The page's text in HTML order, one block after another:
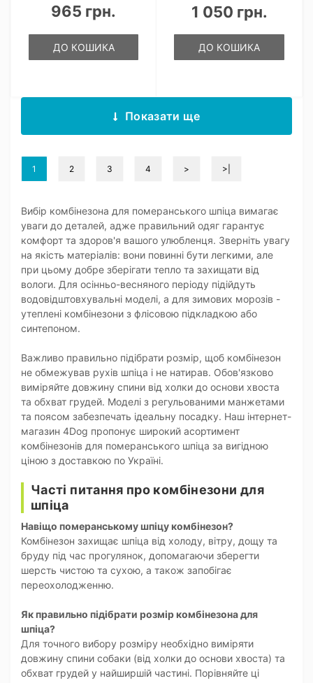
965 грн.
ДО КОШИКА
1 050 грн.
ДО КОШИКА
Показати ще
1 2 3 4 > >|
Вибір комбінезона для померанського шпіца вимагає
уваги до деталей, адже правильний одяг гарантує
комфорт та здоров'я вашого улюбленця. Зверніть увагу
на якість матеріалів: вони повинні бути легкими, але
при цьому добре зберігати тепло та захищати від
вологи. Для осінньо-весняного періоду підійдуть
водовідштовхувальні моделі, а для зимових морозів -
утеплені комбінезони з флісовою підкладкою або
синтепоном.
Важливо правильно підібрати розмір, щоб комбінезон
не обмежував рухів шпіца і не натирав. Обов'язково
виміряйте довжину спини від холки до основи хвоста
та обхват грудей. Моделі з регульованими манжетами
та поясом забезпечать ідеальну посадку. Наш інтернет-
магазин 4Dog пропонує широкий асортимент
комбінезонів для померанського шпіца за вигідною
ціною з доставкою по Україні.
Часті питання про комбінезони для
шпіца
Навіщо померанському шпіцу комбінезон?
Комбінезон захищає шпіца від холоду, вітру, дощу та
бруду під час прогулянок, допомагаючи зберегти
шерсть чистою та сухою, а також запобігає
переохолодженню.
Як правильно підібрати розмір комбінезона для
шпіца?
Для точного вибору розміру необхідно виміряти
довжину спини собаки (від холки до основи хвоста) та
обхват грудей у найширшій частині. Порівняйте ці